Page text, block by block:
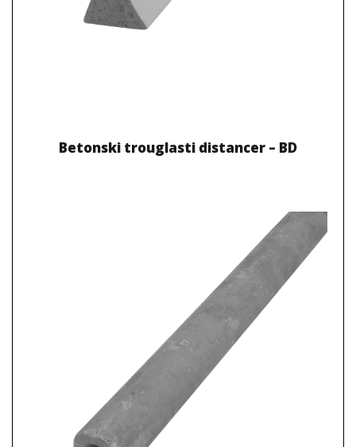
Betonski trouglasti distancer – BD